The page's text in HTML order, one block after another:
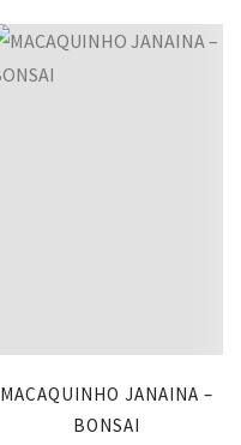
MACAQUINHO JANAINA –
BONSAI